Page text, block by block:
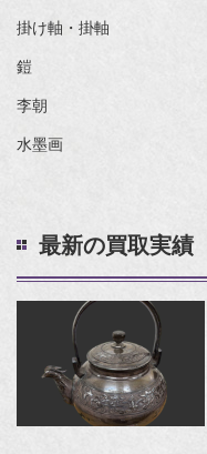
掛け軸・掛軸
鎧
李朝
水墨画
最新の買取実績